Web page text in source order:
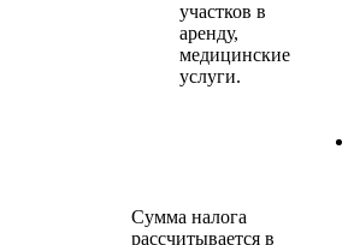
участков в
аренду,
медицинские
услуги.
Сумма налога
рассчитывается в